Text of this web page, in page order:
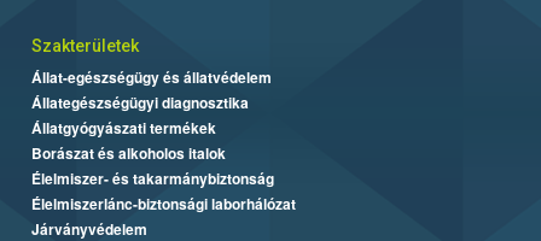
Szakterületek
Állat-egészségügy és állatvédelem
Állategészségügyi diagnosztika
Állatgyógyászati termékek
Borászat és alkoholos italok
Élelmiszer- és takarmánybiztonság
Élelmiszerlánc-biztonsági laborhálózat
Járványvédelem